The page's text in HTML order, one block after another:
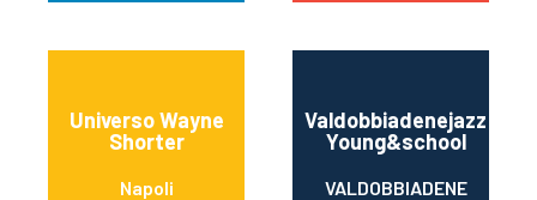
Universo Wayne
Shorter
Napoli
Valdobbiadenejazz
Young&school
VALDOBBIADENE